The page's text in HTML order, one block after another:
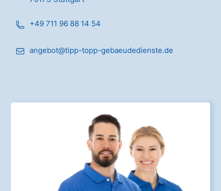
+49 711 96 88 14 54
angebot@tipp-topp-gebaeudedienste.de